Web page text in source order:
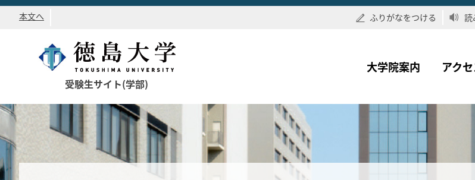
本文へ ふりがなをつける 読
受験生サイト(学部)
大学院案内 アク